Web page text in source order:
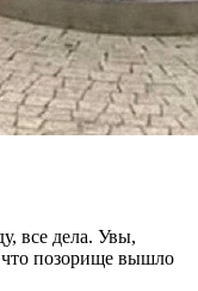
все дела. Увы,
позорище вышло